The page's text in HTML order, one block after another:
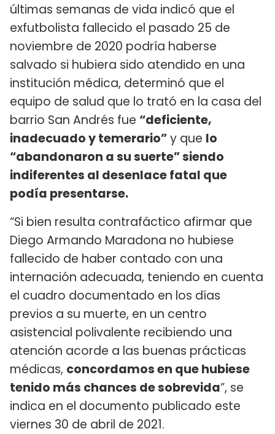
últimas semanas de vida indicó que el
exfutbolista fallecido el pasado 25 de
noviembre de 2020 podría haberse
salvado si hubiera sido atendido en una
institución médica, determinó que el
equipo de salud que lo trató en la casa del
barrio San Andrés fue “deficiente,
inadecuado y temerario”y que lo
“abandonaron a su suerte” siendo
indiferentes al desenlace fatal que
podía presentarse.
“Si bien resulta contrafáctico afirmar que
Diego Armando Maradona no hubiese
fallecido de haber contado con una
internación adecuada, teniendo en cuenta
el cuadro documentado en los días
previos a su muerte, en un centro
asistencial polivalente recibiendo una
atención acorde a las buenas prácticas
médicas, concordamos en que hubiese
tenido más chances de sobrevida”, se
indica en el documento publicado este
viernes 30 de abril de 2021.